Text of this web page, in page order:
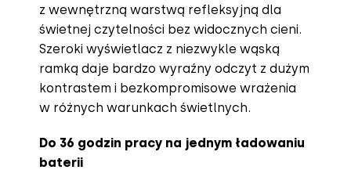
z wewnętrzną warstwą refleksyjną dla
świetnej czytelności bez widocznych cieni.
Szeroki wyświetlacz z niezwykle wąską
ramką daje bardzo wyraźny odczyt z dużym
kontrastem i bezkompromisowe wrażenia
w różnych warunkach świetlnych.
Do 36 godzin pracy na jednym ładowaniu
baterii